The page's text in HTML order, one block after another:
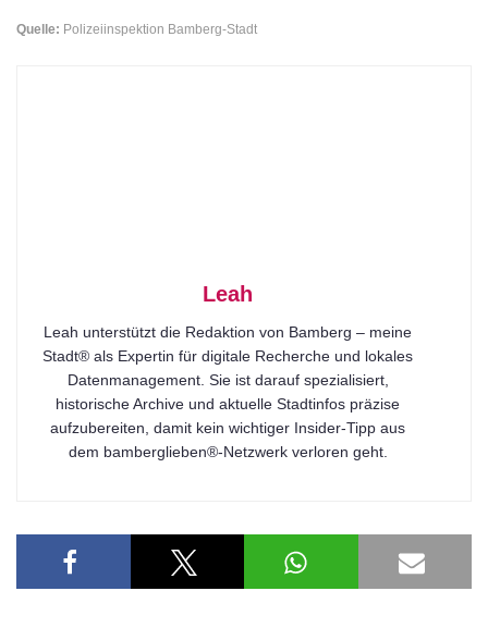
Quelle: Polizeiinspektion Bamberg-Stadt
Leah
Leah unterstützt die Redaktion von Bamberg – meine
Stadt® als Expertin für digitale Recherche und lokales
Datenmanagement. Sie ist darauf spezialisiert,
historische Archive und aktuelle Stadtinfos präzise
aufzubereiten, damit kein wichtiger Insider-Tipp aus
dem bamberglieben®-Netzwerk verloren geht.